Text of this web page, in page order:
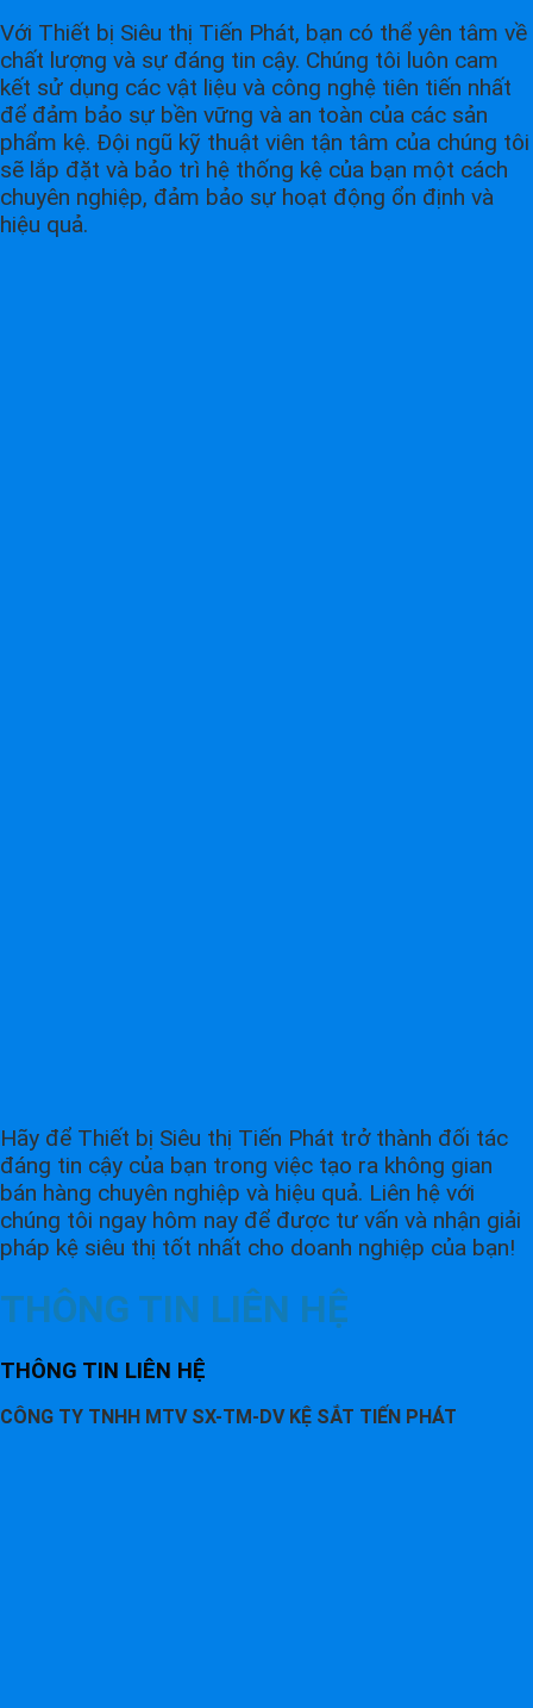
Với Thiết bị Siêu thị Tiến Phát, bạn có thể yên tâm về
chất lượng và sự đáng tin cậy. Chúng tôi luôn cam
kết sử dụng các vật liệu và công nghệ tiên tiến nhất
để đảm bảo sự bền vững và an toàn của các sản
phẩm kệ. Đội ngũ kỹ thuật viên tận tâm của chúng tôi
sẽ lắp đặt và bảo trì hệ thống kệ của bạn một cách
chuyên nghiệp, đảm bảo sự hoạt động ổn định và
hiệu quả.
Hãy để Thiết bị Siêu thị Tiến Phát trở thành đối tác
đáng tin cậy của bạn trong việc tạo ra không gian
bán hàng chuyên nghiệp và hiệu quả. Liên hệ với
chúng tôi ngay hôm nay để được tư vấn và nhận giải
pháp kệ siêu thị tốt nhất cho doanh nghiệp của bạn!
THÔNG TIN LIÊN HỆ
THÔNG TIN LIÊN HỆ
CÔNG TY TNHH MTV SX-TM-DV KỆ SẮT TIẾN PHÁT